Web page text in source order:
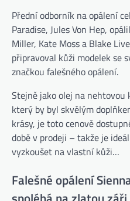
Přední odborník na opálení
Paradise, Jules Von Hep,
Miller, Kate Moss a Blake
připravoval kůži modelek se
značkou falešného opálení.
Stejně jako olej na nehtovou
který by byl skvělým
krásy, je toto cenově
době v prodeji – takže je
vyzkoušet na vlastní kůži…
Falešné opálení